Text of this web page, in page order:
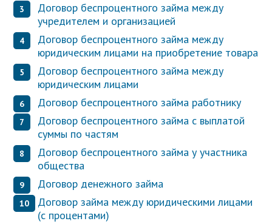
Договор беспроцентного займа между
учредителем и организацией
Договор беспроцентного займа между
юридическим лицами на приобретение товара
Договор беспроцентного займа между
юридическим лицами
Договор беспроцентного займа работнику
Договор беспроцентного займа с выплатой
суммы по частям
Договор беспроцентного займа у участника
общества
Договор денежного займа
Договор займа между юридическими лицами
(с процентами)